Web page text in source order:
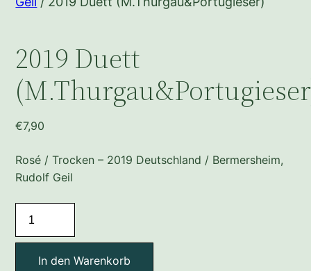
2019 Duett
€7,90
Rosé / Trocken – 2019 Deutschland / Bermersheim,
Rudolf Geil
Duett
(M.Thurgau&Portugieser)
MengeIn den Warenkorb